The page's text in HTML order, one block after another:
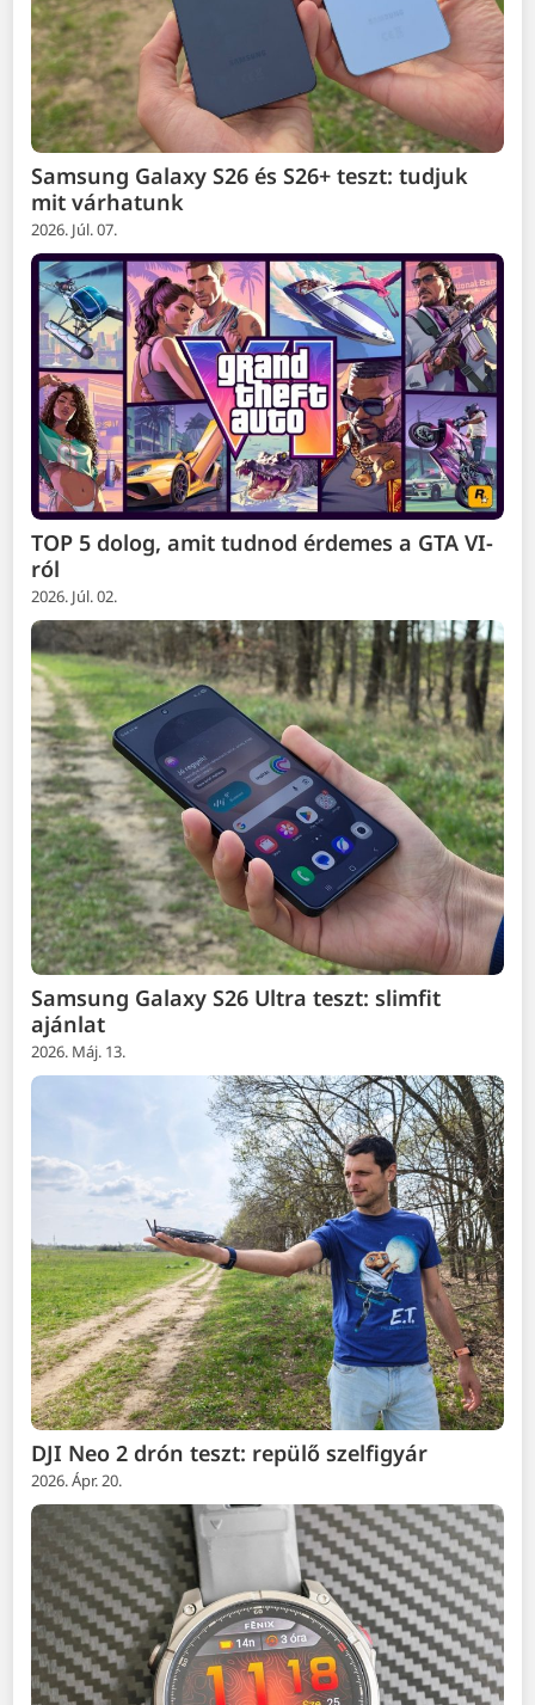
Samsung Galaxy S26 és S26+ teszt: tudjuk
mit várhatunk
2026. Júl. 07.
TOP 5 dolog, amit tudnod érdemes a GTA VI-
ról
2026. Júl. 02.
Samsung Galaxy S26 Ultra teszt: slimfit
ajánlat
2026. Máj. 13.
DJI Neo 2 drón teszt: repülő szelfigyár
2026. Ápr. 20.